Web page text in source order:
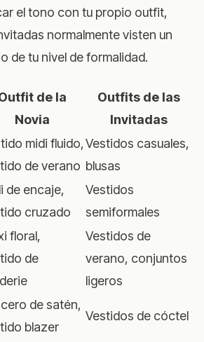
el tono con tu propio outfit,
normalmente visten un
de tu nivel de formalidad.
de la
Novia
Outfits de las
Invitadas
midi fluido,
de verano
Vestidos casuales,
blusas
de encaje,
cruzado
Vestidos
semiformales
floral,
de
Vestidos de
verano, conjuntos
ligeros
de satén,
blazer
Vestidos de cóctel